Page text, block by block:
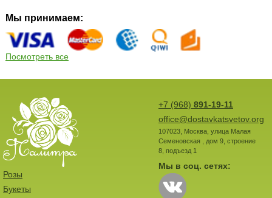
Мы принимаем:
Посмотреть все
+7 (968) 891-19-11
office@dostavkatsvetov.org
107023, Москва, улица Малая
Семеновская , дом 9, строение
8, подъезд 1
Мы в соц. сетях:
Розы
Букеты